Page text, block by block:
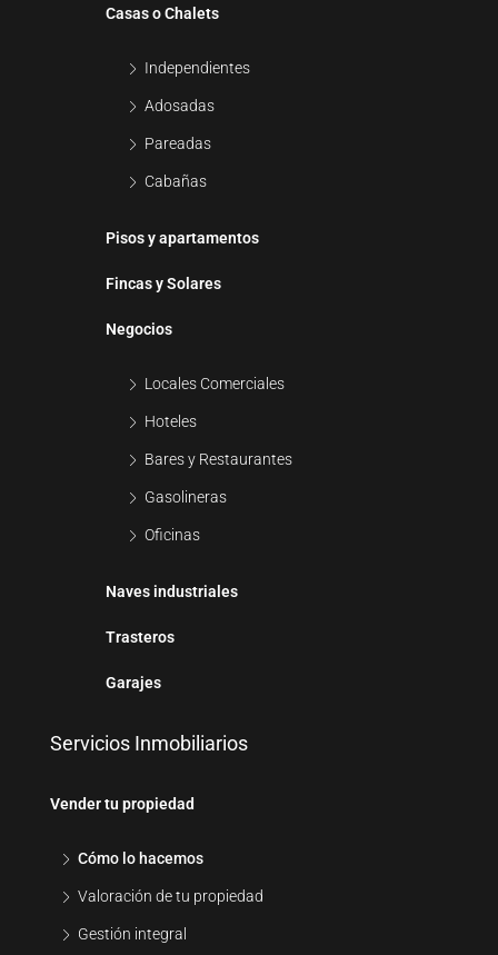
Casas o Chalets
Independientes
Adosadas
Pareadas
Cabañas
Pisos y apartamentos
Fincas y Solares
Negocios
Locales Comerciales
Hoteles
Bares y Restaurantes
Gasolineras
Oficinas
Naves industriales
Trasteros
Garajes
Servicios Inmobiliarios
Vender tu propiedad
Cómo lo hacemos
Valoración de tu propiedad
Gestión integral